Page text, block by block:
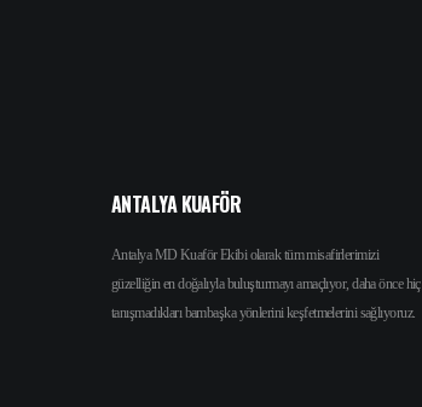
ANTALYA KUAFÖR
Antalya MD Kuaför Ekibi olarak tüm misafirlerimizi
güzelliğin en doğalıyla buluşturmayı amaçlıyor, daha önce hiç
tanışmadıkları bambaşka yönlerini keşfetmelerini sağlıyoruz.